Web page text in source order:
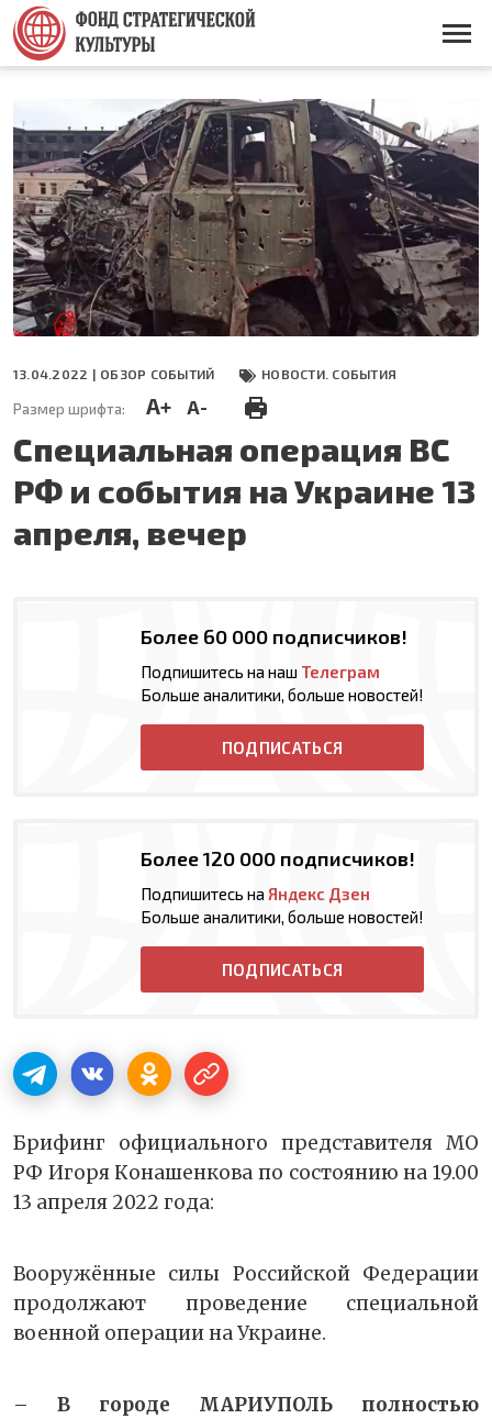
Перейти
основному
содержанию
Основная
13.04.2022 | ОБЗОР СОБЫТИЙ НОВОСТИ. СОБЫТИЯ
Размер шрифта: A+ A-
Специальная операция ВС
РФ и события на Украине 13
апреля, вечер
Более 60 000 подписчиков!
Подпишитесь на наш Телеграм
Больше аналитики, больше новостей!
ПОДПИСАТЬСЯ
Более 120 000 подписчиков!
Подпишитесь на Яндекс Дзен
Больше аналитики, больше новостей!
ПОДПИСАТЬСЯ
Брифинг официального представителя МО
РФ Игоря Конашенкова по состоянию на 19.00
13 апреля 2022 года:
Вооружённые силы Российской Федерации
продолжают проведение специальной
военной операции на Украине.
– В городе МАРИУПОЛЬ полностью